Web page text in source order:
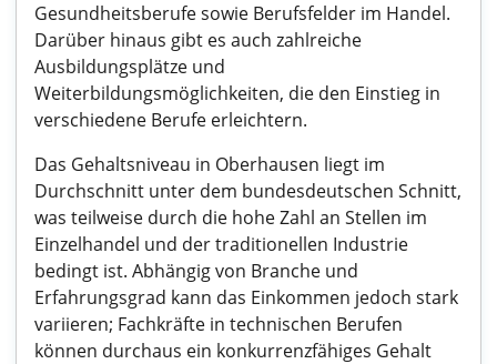
Gesundheitsberufe sowie Berufsfelder im Handel.
Darüber hinaus gibt es auch zahlreiche
Ausbildungsplätze und
Weiterbildungsmöglichkeiten, die den Einstieg in
verschiedene Berufe erleichtern.
Das Gehaltsniveau in Oberhausen liegt im
Durchschnitt unter dem bundesdeutschen Schnitt,
was teilweise durch die hohe Zahl an Stellen im
Einzelhandel und der traditionellen Industrie
bedingt ist. Abhängig von Branche und
Erfahrungsgrad kann das Einkommen jedoch stark
variieren; Fachkräfte in technischen Berufen
können durchaus ein konkurrenzfähiges Gehalt